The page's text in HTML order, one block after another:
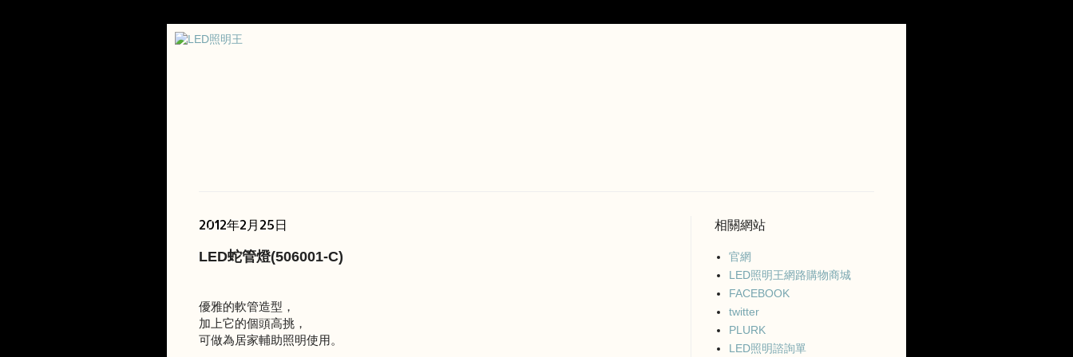
2012年2月25日
LED蛇管燈(506001-C)
優雅的軟管造型，
加上它的個頭高挑，
可做為居家輔助照明使用。
相關網站
官網
LED照明王網路購物商城
FACEBOOK
twitter
PLURK
LED照明諮詢單